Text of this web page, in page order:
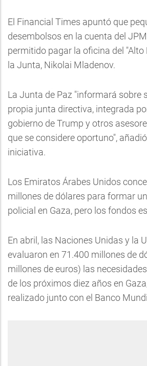
El Financial Times apuntó que
desembolsos en la cuenta del
permitido pagar la oficina del "Alto
la Junta, Nikolai Mladenov.
La Junta de Paz "informará sobre
propia junta directiva, integrada
gobierno de Trump y otros
que se considere oportuno",
iniciativa.
Los Emiratos Árabes Unidos
millones de dólares para formar
policial en Gaza, pero los fondos
En abril, las Naciones Unidas y la
evaluaron en 71.400 millones de
millones de euros) las
de los próximos diez años en
realizado junto con el Banco